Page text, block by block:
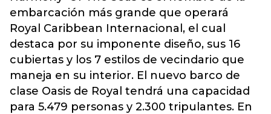
embarcación más grande que operará
Royal Caribbean Internacional, el cual
destaca por su imponente diseño, sus 16
cubiertas y los 7 estilos de vecindario que
maneja en su interior. El nuevo barco de
clase Oasis de Royal tendrá una capacidad
para 5.479 personas y 2.300 tripulantes. En